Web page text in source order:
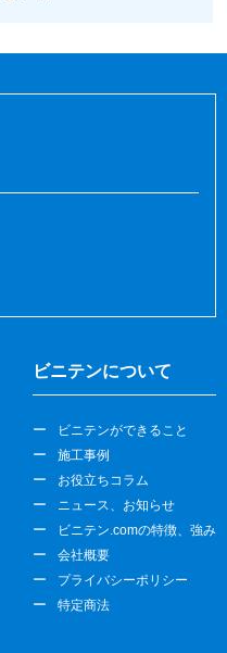
ビニテンについて
ビニテンができること
施工事例
お役立ちコラム
ニュース、お知らせ
ビニテン.comの特徴、強み
会社概要
プライバシーポリシー
特定商法